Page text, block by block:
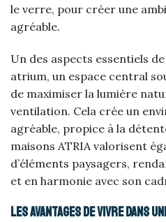
le verre, pour créer une
agréable.
Un des aspects essentiels
atrium, un espace central
de maximiser la lumière
ventilation. Cela crée un
agréable, propice à la
maisons ATRIA valorisent
d’éléments paysagers,
et en harmonie avec son
Les avantages de vivre dans